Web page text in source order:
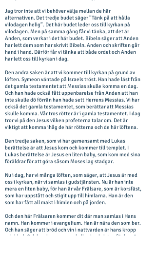
Jag tror inte att vi behöver välja mellan de här
alternativen. Det tredje budet säger ”Tänk på att hålla
vilodagen helig”. Det här budet leder oss till kyrkan på
vilodagen. Men på samma gång får vi tänka, att det är
Anden, som verkar i det här budet. Bibeln säger att Anden
har lett dem som har skrivit Bibeln. Anden och skriften går
hand i hand. Därför får vi tänka att både ordet och Anden
har lett oss till kyrkan i dag.
Den andra saken är att vi kommer till kyrkan på grund av
löften. Symeon väntade på Israels tröst. Han hade läst från
det gamla testamentet att Messias skulle komma en dag.
Och han hade också fått uppenbarelse från Anden att han
inte skulle dö förrän han hade sett Herrens Messias. Vi har
också det gamla testamentet, som berättar att Messias
skulle komma. Vår tros rötter är i gamla testamentet. I dag
tror vi på den Jesus vilken profeterna talar om. Det är
viktigt att komma ihåg de här rötterna och de här löftena.
Den tredje saken, som vi har gemensamt med Lukas
berättelse är att Jesus kom och kommer till templet. I
Lukas berättelse är Jesus en liten baby, som kom med sina
föräldrar för att göra såsom Moses lag stadgar.
Nu i dag, har vi många löften, som säger, att Jesus är med
oss i kyrkan, när vi samlas i gudstjänsten. Nu är han inte
mera en liten baby, för han är vår Frälsare, som är korsfäst,
som har uppstått och stigit upp till himlarna. Han är den
som har fått all makt i himlen och på jorden.
Och den här Frälsaren kommer dit där man samlas i Hans
namn. Han kommer i evangelium. Han är nära den som ber.
Och han säger att bröd och vin i nattvarden är hans kropp
och blod. Och han kommer med alla sina kristna för han är